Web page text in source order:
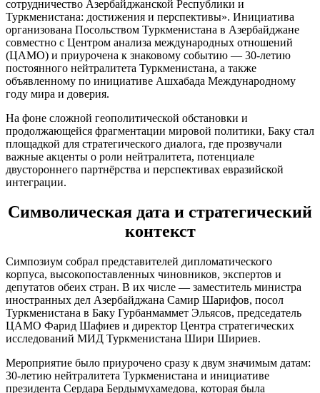
сотрудничество Азербайджанской Республики и
Туркменистана: достижения и перспективы». Инициатива
организована Посольством Туркменистана в Азербайджане
совместно с Центром анализа международных отношений
(ЦАМО) и приурочена к знаковому событию — 30-летию
постоянного нейтралитета Туркменистана, а также
объявленному по инициативе Ашхабада Международному
году мира и доверия.
На фоне сложной геополитической обстановки и
продолжающейся фрагментации мировой политики, Баку стал
площадкой для стратегического диалога, где прозвучали
важные акценты о роли нейтралитета, потенциале
двустороннего партнёрства и перспективах евразийской
интеграции.
Символическая дата и стратегический
контекст
Симпозиум собрал представителей дипломатического
корпуса, высокопоставленных чиновников, экспертов и
депутатов обеих стран. В их числе — заместитель министра
иностранных дел Азербайджана Самир Шарифов, посол
Туркменистана в Баку Гурбанмаммет Эльясов, председатель
ЦАМО Фарид Шафиев и директор Центра стратегических
исследований МИД Туркменистана Шири Шириев.
Мероприятие было приурочено сразу к двум значимым датам:
30-летию нейтралитета Туркменистана и инициативе
президента Сердара Бердымухамедова, которая была